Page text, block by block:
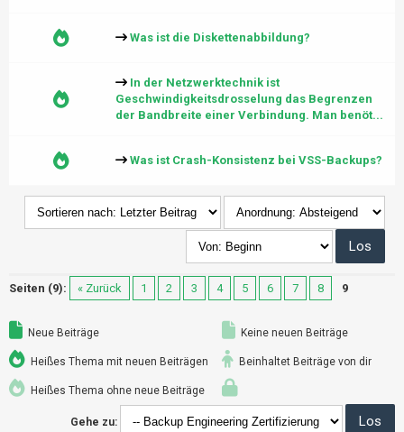
Was ist die Diskettenabbildung?
In der Netzwerktechnik ist
Geschwindigkeitsdrosselung das Begrenzen
der Bandbreite einer Verbindung. Man benöt...
Was ist Crash-Konsistenz bei VSS-Backups?
Seiten (9): « Zurück 1 2 3 4 5 6 7 8 9
Neue Beiträge
Heißes Thema mit neuen Beiträgen
Heißes Thema ohne neue Beiträge
Keine neuen Beiträge
Beinhaltet Beiträge von dir
Gehe zu: